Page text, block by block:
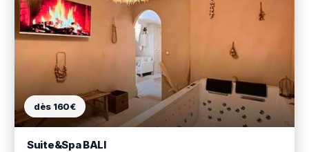
dès 160€
Suite&Spa BALI